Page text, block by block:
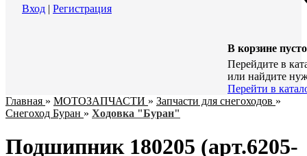
Вход | Регистрация
В корзине пусто
Перейдите в
или найдите
Перейти в
Главная » МОТОЗАПЧАСТИ » Запчасти для снегоходов »
Снегоход Буран » Ходовка "Буран"
Подшипник 180205 (арт.6205-